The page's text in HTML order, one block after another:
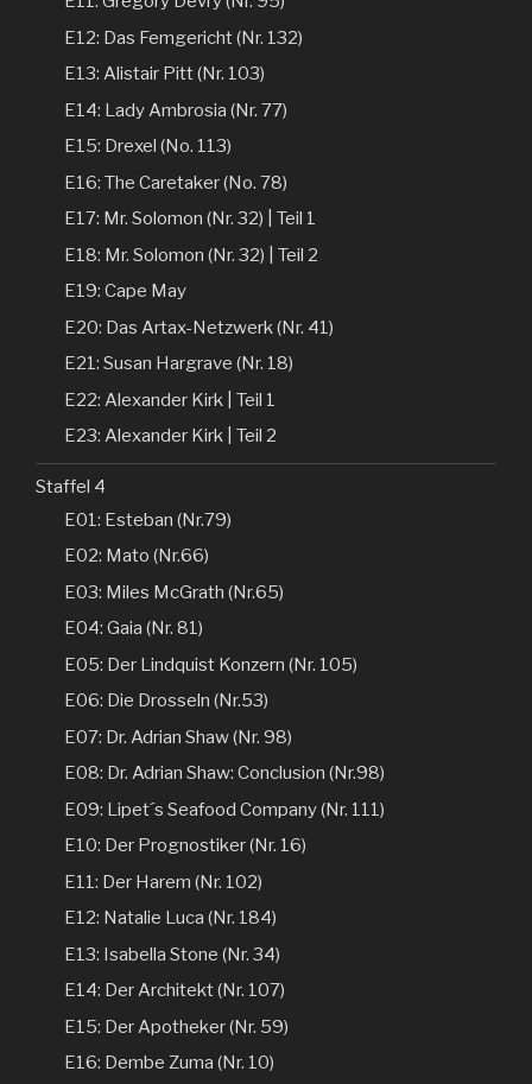
E12: Das Femgericht (Nr. 132)
E13: Alistair Pitt (Nr. 103)
E14: Lady Ambrosia (Nr. 77)
E15: Drexel (No. 113)
E16: The Caretaker (No. 78)
E17: Mr. Solomon (Nr. 32) | Teil 1
E18: Mr. Solomon (Nr. 32) | Teil 2
E19: Cape May
E20: Das Artax-Netzwerk (Nr. 41)
E21: Susan Hargrave (Nr. 18)
E22: Alexander Kirk | Teil 1
E23: Alexander Kirk | Teil 2
Staffel 4
E01: Esteban (Nr.79)
E02: Mato (Nr.66)
E03: Miles McGrath (Nr.65)
E04: Gaia (Nr. 81)
E05: Der Lindquist Konzern (Nr. 105)
E06: Die Drosseln (Nr.53)
E07: Dr. Adrian Shaw (Nr. 98)
E08: Dr. Adrian Shaw: Conclusion (Nr.98)
E09: Lipet´s Seafood Company (Nr. 111)
E10: Der Prognostiker (Nr. 16)
E11: Der Harem (Nr. 102)
E12: Natalie Luca (Nr. 184)
E13: Isabella Stone (Nr. 34)
E14: Der Architekt (Nr. 107)
E15: Der Apotheker (Nr. 59)
E16: Dembe Zuma (Nr. 10)